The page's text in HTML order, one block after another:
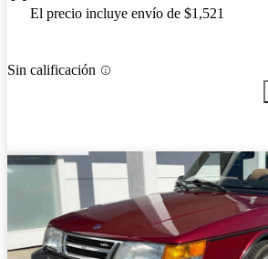
El precio incluye envío de $1,521
Sin calificación